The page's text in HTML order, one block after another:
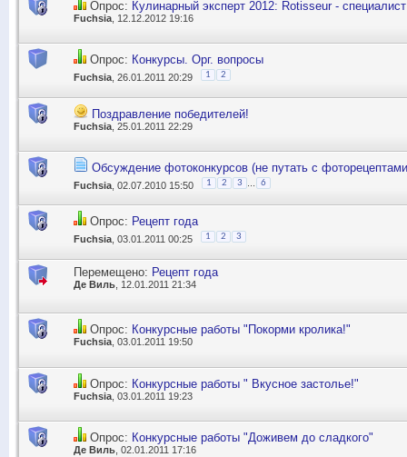
Опрос: Кулинарный эксперт 2012: Rotisseur -
Fuchsia , 12.12.2012 19:16
Опрос: Конкурсы. Орг. вопросы
Fuchsia , 26.01.2011 20:29 1 2
Поздравление победителей!
Fuchsia , 25.01.2011 22:29
Обсуждение фотоконкурсов (не путать с
Fuchsia , 02.07.2010 15:50 1 2 3 6
Опрос: Рецепт года
Fuchsia , 03.01.2011 00:25 1 2 3
Перемещено: Рецепт года
Де Виль , 12.01.2011 21:34
Опрос: Конкурсные работы "Покорми кролика!"
Fuchsia, 03.01.2011 19:50
Опрос: Конкурсные работы " Вкусное застолье!"
Fuchsia , 03.01.2011 19:23
Опрос: Конкурсные работы "Доживем до сладкого"
Де Виль , 02.01.2011 17:16